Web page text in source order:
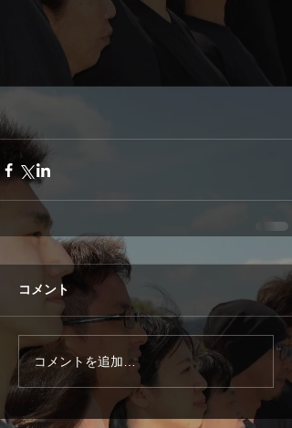
コメント
コメントを追加…